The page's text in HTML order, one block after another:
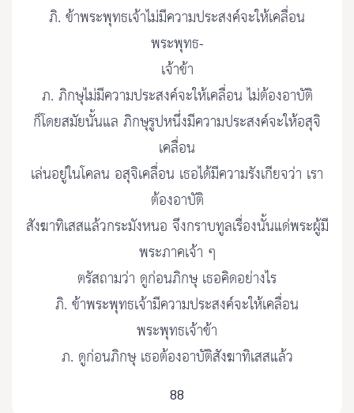
ภิ. ข้าพระพุทธเจ้าไม่มีความประสงค์จะให้เคลื่อน
พระพุทธ-
เจ้าข้า
ภ. ภิกษุไม่มีความประสงค์จะให้เคลื่อน ไม่ต้องอาบัติ
ก็โดยสมัยนั้นแล ภิกษุรูปหนึ่งมีความประสงค์จะให้อสุจิ
เคลื่อน
เล่นอยู่ในโคลน อสุจิเคลื่อน เธอได้มีความรังเกียจว่า เรา
ต้องอาบัติ
สังฆาทิเสสแล้วกระมังหนอ จึงกราบทูลเรื่องนั้นแด่พระผู้มี
พระภาคเจ้า ๆ
ตรัสถามว่า ดูก่อนภิกษุ เธอคิดอย่างไร
ภิ. ข้าพระพุทธเจ้ามีความประสงค์จะให้เคลื่อน
พระพุทธเจ้าข้า
ภ. ดูก่อนภิกษุ เธอต้องอาบัติสังฆาทิเสสแล้ว
88